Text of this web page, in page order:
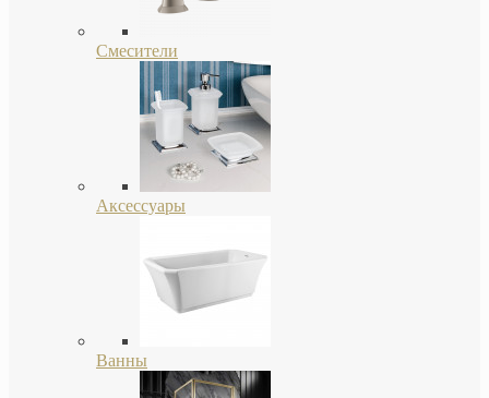
Смесители
Аксессуары
Ванны